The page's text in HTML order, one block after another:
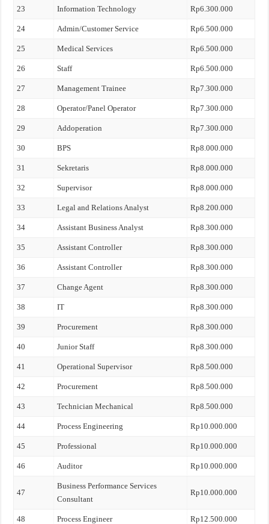
23 Information Technology Rp6.300.000
24 Admin/Customer Service Rp6.500.000
25 Medical Services Rp6.500.000
26 Staff Rp6.500.000
27 Management Trainee Rp7.300.000
28 Operator/Panel Operator Rp7.300.000
29 Addoperation Rp7.300.000
30 BPS Rp8.000.000
31 Sekretaris Rp8.000.000
32 Supervisor Rp8.000.000
33 Legal and Relations Analyst Rp8.200.000
34 Assistant Business Analyst Rp8.300.000
35 Assistant Controller Rp8.300.000
36 Assistant Controller Rp8.300.000
37 Change Agent Rp8.300.000
38 IT Rp8.300.000
39 Procurement Rp8.300.000
40 Junior Staff Rp8.300.000
41 Operational Supervisor Rp8.500.000
42 Procurement Rp8.500.000
43 Technician Mechanical Rp8.500.000
44 Process Engineering Rp10.000.000
45 Professional Rp10.000.000
46 Auditor Rp10.000.000
47
Business Performance Services
Consultant
Rp10.000.000
48 Process Engineer Rp12.500.000